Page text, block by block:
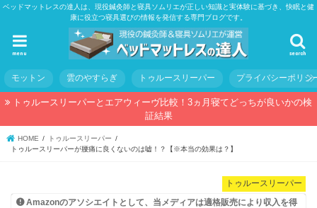
ベッドマットレスの達人は、現役鍼灸師と寝具ソムリエが正しい知識と実体験に基づき、快眠と健
康に役立つ寝具選びの情報を発信する専門ブログです。
search
menu
モットン 雲のやすらぎ トゥルースリーパー プライバシーポリシ
トゥルースリーパーとエアウィーヴ比較！3ヵ月寝てどっちが良いかの検
証結果
HOME
トゥルースリーパー
トゥルースリーパーが腰痛に良くないのは嘘！？【※本当の効果は？】
トゥルースリーパー
Amazonのアソシエイトとして、当メディアは適格販売により収入を得